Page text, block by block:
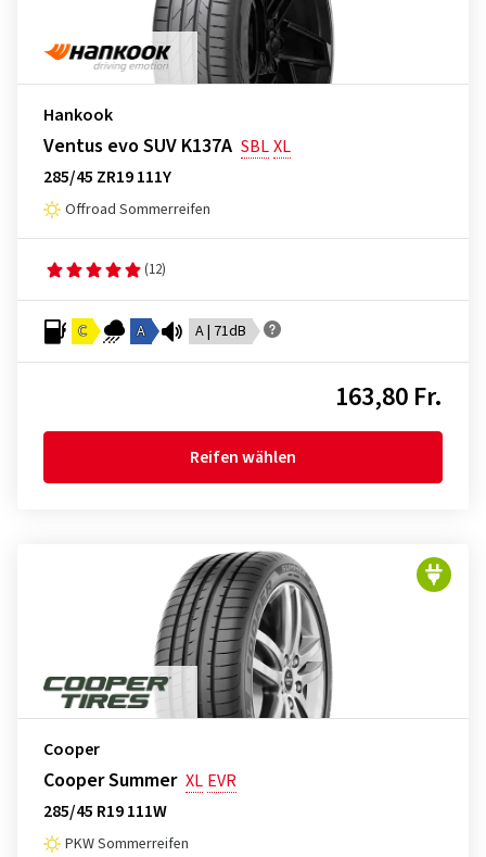
Hankook
Ventus evo SUV K137A SBLXL
285/45 ZR19 111Y
Offroad Sommerreifen
(12)
C A A | 71dB
163,80 Fr.
Reifen wählen
Cooper
Cooper Summer XL EVR
285/45 R19 111W
PKW Sommerreifen